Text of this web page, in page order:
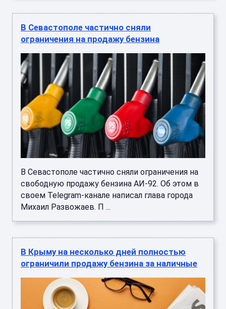
В Севастополе частично сняли
ограничения на продажу бензина
В Севастополе частично сняли ограничения на
свободную продажу бензина АИ-92. Об этом в
своем Telegram-канале написал глава города
Михаил Развожаев. П ...
В Крыму на несколько дней полностью
ограничили продажу бензина за наличные